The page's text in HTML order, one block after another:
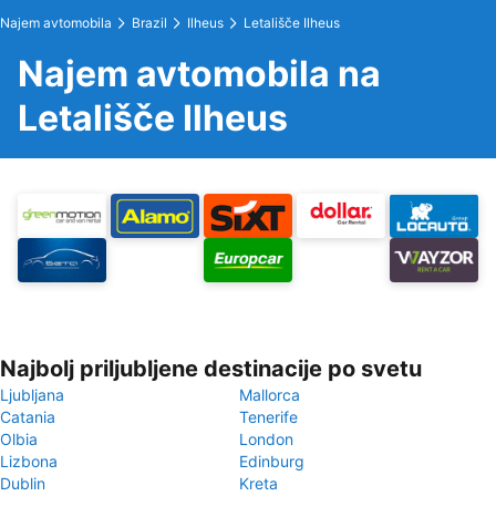
Najem avtomobila Brazil Ilheus Letališče Ilheus
Najem avtomobila na
Letališče Ilheus
Najbolj priljubljene destinacije po svetu
Ljubljana
Mallorca
Catania
Tenerife
Olbia
London
Lizbona
Edinburg
Dublin
Kreta